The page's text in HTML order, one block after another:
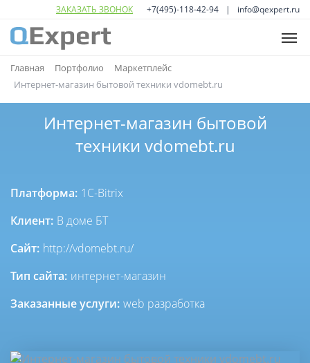
ЗАКАЗАТЬ ЗВОНОК +7(495)-118-42-94 info@qexpert.ru
ГЛАВНАЯ
Open
menu
ПОРТФОЛИО
Open
sub
menu
КОНТАКТЫ
Главная Портфолио
Маркетплейс
Интернет-магазин бытовой техники vdomebt.ru
Интернет-магазин бытовой
техники vdomebt.ru
Платформа: 1C-Bitrix
Клиент: В доме БТ
Сайт: http://vdomebt.ru/
Тип сайта: интернет-магазин
Заказанные услуги: web разработка